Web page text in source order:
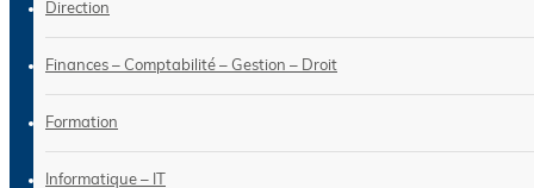
Direction
Finances – Comptabilité – Gestion – Droit
Formation
Informatique – IT